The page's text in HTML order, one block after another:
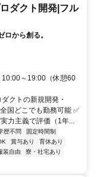
ダクト開発|フル
から創る。
～19:00（休憩60
クトの新規開発・
国どこでも勤務可能 ✅
力主義で評価（1年...
歴不問
固定時間制
賞与あり
育休あり
装自由
寮・社宅あり